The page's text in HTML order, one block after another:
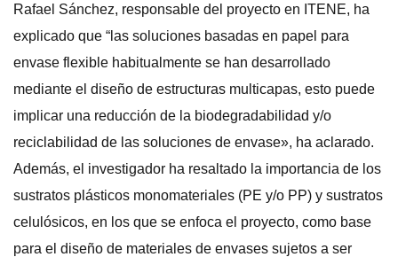
Rafael Sánchez, responsable del proyecto en ITENE, ha
explicado que “las soluciones basadas en papel para
envase flexible habitualmente se han desarrollado
mediante el diseño de estructuras multicapas, esto puede
implicar una reducción de la biodegradabilidad y/o
reciclabilidad de las soluciones de envase», ha aclarado.
Además, el investigador ha resaltado la importancia de los
sustratos plásticos monomateriales (PE y/o PP) y sustratos
celulósicos, en los que se enfoca el proyecto, como base
para el diseño de materiales de envases sujetos a ser